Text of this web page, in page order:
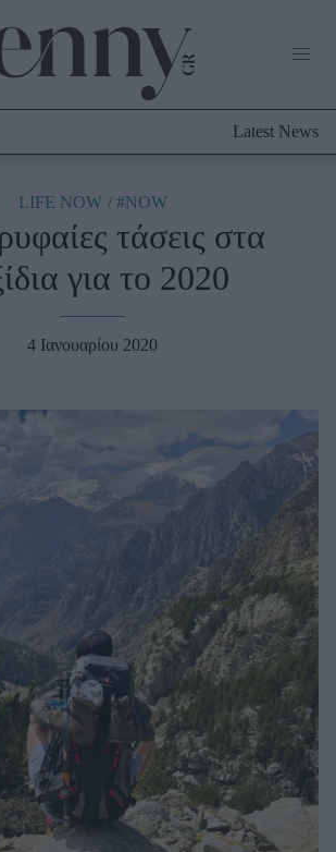
Latest News
LIFE NOW #NOW
τάσεις στα
για το 2020
4 Ιανουαρίου 2020